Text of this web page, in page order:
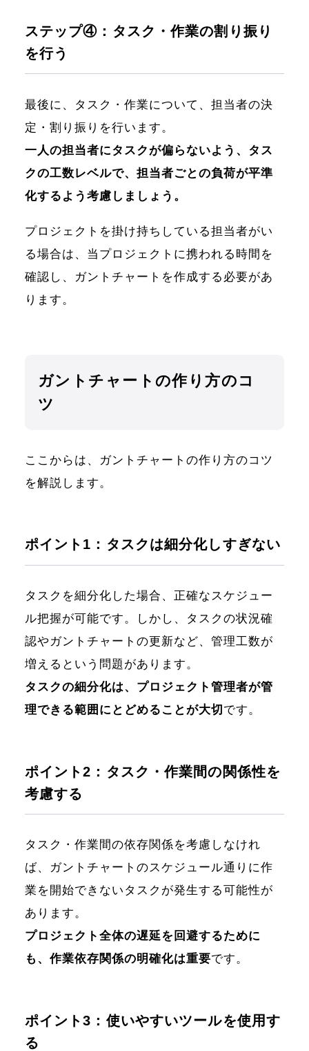
ステップ④：タスク・作業の割り振り
を行う
最後に、タスク・作業について、担当者の決
定・割り振りを行います。
一人の担当者にタスクが偏らないよう、タス
クの工数レベルで、担当者ごとの負荷が平準
化するよう考慮しましょう。
プロジェクトを掛け持ちしている担当者がい
る場合は、当プロジェクトに携われる時間を
確認し、ガントチャートを作成する必要があ
ります。
ガントチャートの作り方のコ
ツ
ここからは、ガントチャートの作り方のコツ
を解説します。
ポイント1：タスクは細分化しすぎない
タスクを細分化した場合、正確なスケジュー
ル把握が可能です。しかし、タスクの状況確
認やガントチャートの更新など、管理工数が
増えるという問題があります。
タスクの細分化は、プロジェクト管理者が管
理できる範囲にとどめることが大切 です。
ポイント2：タスク・作業間の関係性を
考慮する
タスク・作業間の依存関係を考慮しなけれ
ば、ガントチャートのスケジュール通りに作
業を開始できないタスクが発生する可能性が
あります。
プロジェクト全体の遅延を回避するために
も、作業依存関係の明確化は重要です。
ポイント3：使いやすいツールを使用す
る